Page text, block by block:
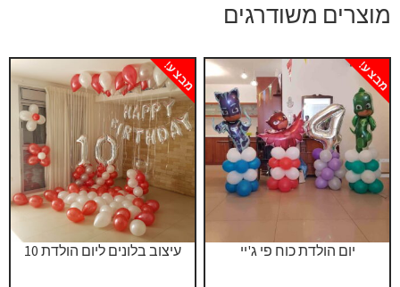
מוצרים משודרגים
עיצוב בלונים ליום הולדת 10
מבצע!
יום הולדת כוח פי ג'יי
מבצע!